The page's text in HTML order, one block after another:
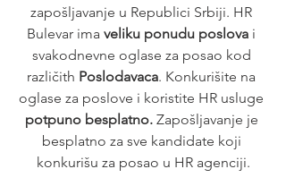
zapošljavanje u Republici Srbiji. HR
Bulevar ima veliku ponudu poslova i
svakodnevne oglase za posao kod
različith Poslodavaca. Konkurišite na
oglase za poslove i koristite HR usluge
potpuno besplatno. Zapošljavanje je
besplatno za sve kandidate koji
konkurišu za posao u HR agenciji.